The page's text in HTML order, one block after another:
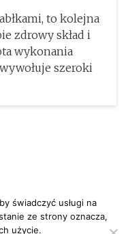
to kolejna
zdrowy skład i
wykonania
szeroki
świadczyć usługi na
ze strony oznacza,
użycie.